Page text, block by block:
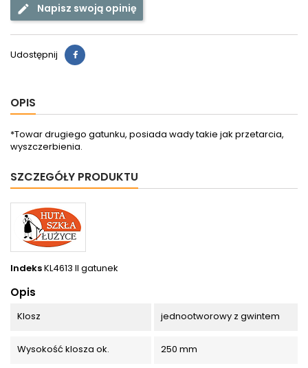
Napisz swoją opinię
Udostępnij
OPIS
*Towar drugiego gatunku, posiada wady takie jak przetarcia,
wyszczerbienia.
SZCZEGÓŁY PRODUKTU
IndeksKL4613 II gatunek
Opis
Klosz jednootworowy z gwintem
Wysokość klosza ok. 250 mm